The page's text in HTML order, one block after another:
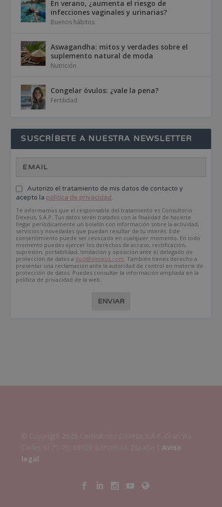
En verano, ¿aumenta el riesgo de
infecciones vaginales y urinarias?
Buenos hábitos
Aswagandha: mitos y verdades sobre el
suplemento natural de moda
Nutrición
Congelar óvulos: ¿vale la pena?
Fertilidad
SUSCRÍBETE A NUESTRA NEWSLETTER
Autorizo el tratamiento de mis datos de contacto y
acepto la política de privacidad.
Te informamos que el responsable del tratamiento es Consultorio
Dexeus, S.A.P. Tus datos serán tratados con la finalidad de hacerte
llegar periódicamente un boletín con información sobre la actividad,
servicios y novedades que puedan resultar de tu interés. Este
consentimiento puede ser revocado en cualquier momento. En todo
momento puedes ejercer los derechos de acceso, rectificación,
supresión, portabilidad, limitación y oposición ante el delegado de
protección de datos a dpd@dexeus.com. También tienes derecho a
presentar una reclamación ante la autoridad de control en materia de
protección de datos. Puedes consultar la información ampliada en la
política de privacidad de la web.
ENVIAR
Aviso
legal